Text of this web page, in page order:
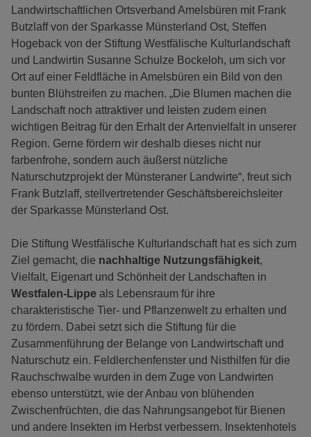
Landwirtschaftlichen Ortsverband Amelsbüren mit Frank
Butzlaff von der Sparkasse Münsterland Ost, Steffen
Hogeback von der Stiftung Westfälische Kulturlandschaft
und Landwirtin Susanne Schulze Bockeloh, um sich vor
Ort auf einer Feldfläche in Amelsbüren ein Bild von den
bunten Blühstreifen zu machen. „Die Blumen machen die
Landschaft noch attraktiver und leisten zudem einen
wichtigen Beitrag für den Erhalt der Artenvielfalt in unserer
Region. Gerne fördern wir deshalb dieses nicht nur
farbenfrohe, sondern auch äußerst nützliche
Naturschutzprojekt der Münsteraner Landwirte“, freut sich
Frank Butzlaff, stellvertretender Geschäftsbereichsleiter
der Sparkasse Münsterland Ost.
Die Stiftung Westfälische Kulturlandschaft hat es sich zum
Ziel gemacht, die nachhaltige Nutzungsfähigkeit,
Vielfalt, Eigenart und Schönheit der Landschaften in
Westfalen-Lippe als Lebensraum für ihre
charakteristische Tier- und Pflanzenwelt zu erhalten und
zu fördern. Dabei setzt sich die Stiftung für die
Zusammenführung der Belange von Landwirtschaft und
Naturschutz ein. Feldlerchenfenster und Nisthilfen für die
Rauchschwalbe wurden in dem Zuge von Landwirten
ebenso unterstützt, wie der Anbau von blühenden
Zwischenfrüchten, die das Nahrungsangebot für Bienen
und andere Insekten im Herbst verbessern. Insektenhotels